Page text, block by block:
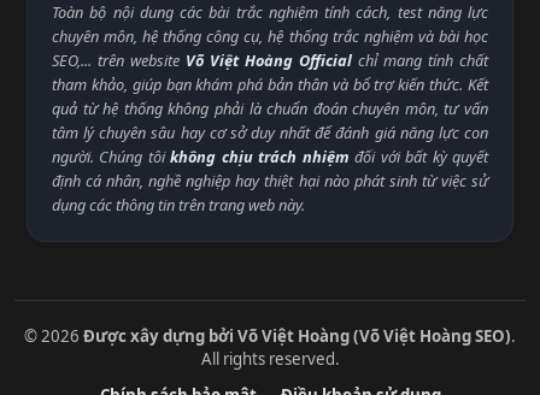
Toàn bộ nội dung các bài trắc nghiệm tính cách, test năng lực
chuyên môn, hệ thống công cụ, hệ thống trắc nghiệm và bài học
SEO,... trên website Võ Việt Hoàng Official chỉ mang tính chất
tham khảo, giúp bạn khám phá bản thân và bổ trợ kiến thức. Kết
quả từ hệ thống không phải là chuẩn đoán chuyên môn, tư vấn
tâm lý chuyên sâu hay cơ sở duy nhất để đánh giá năng lực con
người. Chúng tôikhông chịu trách nhiệm đối với bất kỳ quyết
định cá nhân, nghề nghiệp hay thiệt hại nào phát sinh từ việc sử
dụng các thông tin trên trang web này.
© 2026 Được xây dựng bởi Võ Việt Hoàng (Võ Việt Hoàng SEO).
All rights reserved.